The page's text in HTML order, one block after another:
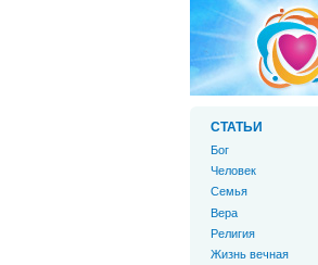
СТАТЬИ
Бог
Человек
Cемья
Вера
Религия
Жизнь вечная